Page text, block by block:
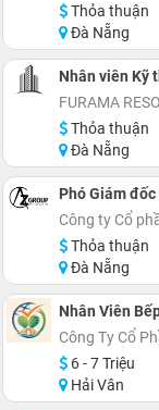
Thỏa thuận
Đà Nẵng
Nhân viên Kỹ
FURAMA
Thỏa thuận
Đà Nẵng
Phó Giám
Công ty Cổ
Thỏa thuận
Đà Nẵng
Nhân Viên
Công Ty Cổ
6 - 7 Triệu
Hải Vân